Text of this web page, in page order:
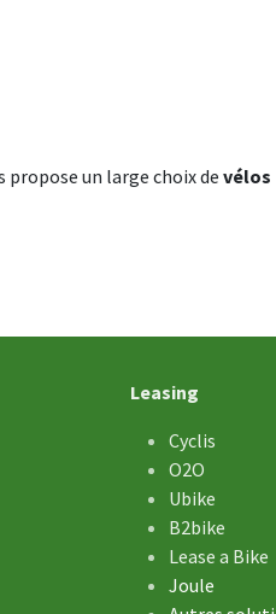
propose un large choix devélos
Leasing
Cyclis
O2O
Ubike
B2bike
Lease a Bike
Joule